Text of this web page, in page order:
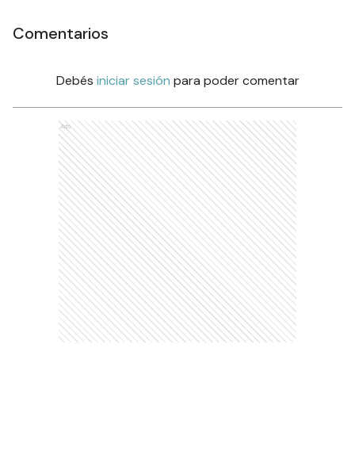
Comentarios
Debés iniciar sesión para poder comentar
Ads